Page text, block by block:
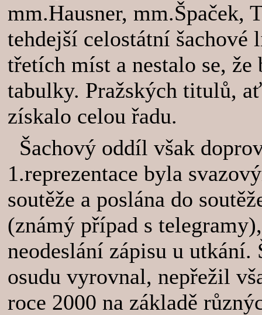
mm.Hausner, mm.Špaček,
tehdejší celostátní
třetích míst a nestalo se,
tabulky. Pražských titulů,
získalo celou řadu.
Šachový oddíl však
1.reprezentace byla
soutěže a poslána do
(známý případ s
neodeslání zápisu u
osudu vyrovnal, nepřežil
roce 2000 na základě